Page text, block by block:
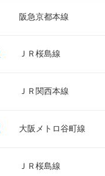
阪急京都本線
ＪＲ桜島線
ＪＲ関西本線
大阪メトロ谷町線
ＪＲ桜島線